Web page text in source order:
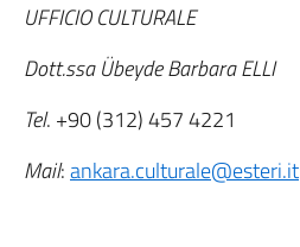
UFFICIO CULTURALE
Dott.ssa Übeyde Barbara ELLI
Tel. +90 (312) 457 4221
Mail:ankara.culturale@esteri.it